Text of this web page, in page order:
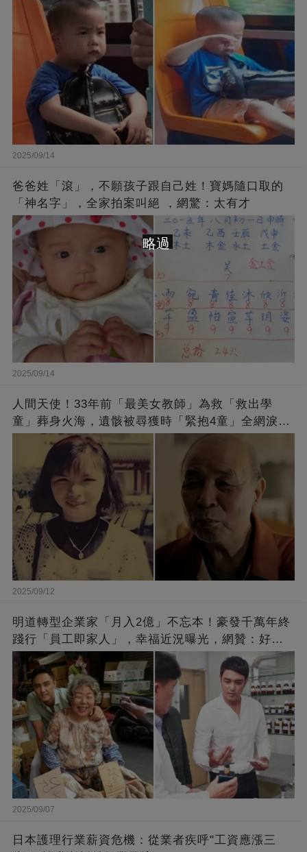
2025/09/14
爸爸姓「滾」，不願孩子跟自己姓！寶媽隨口取的
「神名字」，全家拍案叫絕 ，網驚：太有才
2025/09/14
人間天使！33年前「最美女教師」為救「救出學
童」葬身火海，遺骸被尋獲時「緊抱4童」全網淚
崩：真正的英雄不該被遺忘
2025/09/12
明道轉型企業家「月入2億」不忘本！豪發千萬年終
踐行「員工即家人」，幸福近況曝光，網贊：好老
闆的福報
2025/09/07
日本護理行業薪資危機：從業者疾呼"工資應漲三
略過